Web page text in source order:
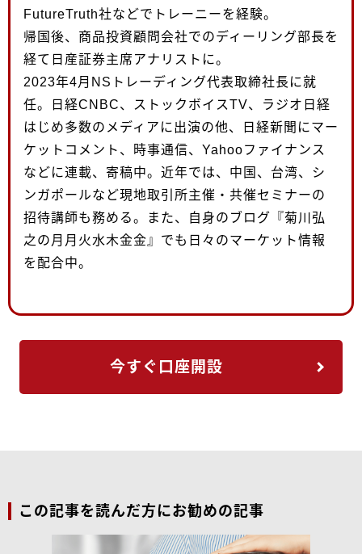
FutureTruth社などでトレーニーを経験。
帰国後、商品投資顧問会社でのディーリング部長を
経て日産証券主席アナリストに。
2023年4月NSトレーディング代表取締社長に就
任。日経CNBC、ストックボイスTV、ラジオ日経
はじめ多数のメディアに出演の他、日経新聞にマー
ケットコメント、時事通信、Yahooファイナンス
などに連載、寄稿中。近年では、中国、台湾、シ
ンガポールなど現地取引所主催・共催セミナーの
招待講師も務める。また、自身のブログ『菊川弘
之の月月火水木金金』でも日々のマーケット情報
を配合中。
今すぐ口座開設
この記事を読んだ方にお勧めの記事